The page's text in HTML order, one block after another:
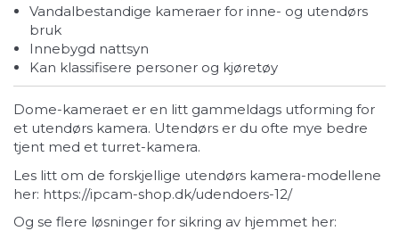
Vandalbestandige kameraer for inne- og utendørs
bruk
Innebygd nattsyn
Kan klassifisere personer og kjøretøy
Dome-kameraet er en litt gammeldags utforming for
et utendørs kamera. Utendørs er du ofte mye bedre
tjent med et turret-kamera.
Les litt om de forskjellige utendørs kamera-modellene
her: https://ipcam-shop.dk/udendoers-12/
Og se flere løsninger for sikring av hjemmet her: